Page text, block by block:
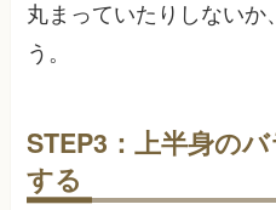
丸まっていたりしないか
う。
STEP3：上半身の
する